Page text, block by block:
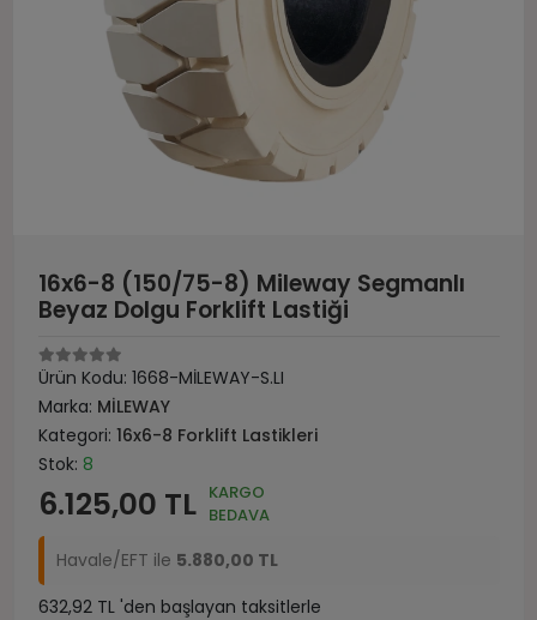
16x6-8 (150/75-8) Mileway Segmanlı
Beyaz Dolgu Forklift Lastiği
Ürün Kodu: 1668-MİLEWAY-S.LI
Marka: MİLEWAY
Kategori: 16x6-8 Forklift Lastikleri
Stok: 8
6.125,00 TL KARGO
BEDAVA
Havale/EFT ile 5.880,00 TL
632,92 TL 'den başlayan taksitlerle